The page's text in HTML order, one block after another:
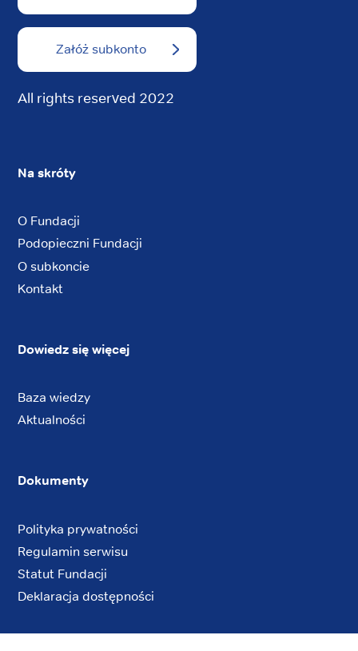
Załóż subkonto
All rights reserved 2022
Na skróty
O Fundacji
Podopieczni Fundacji
O subkoncie
Kontakt
Dowiedz się więcej
Baza wiedzy
Aktualności
Dokumenty
Polityka prywatności
Regulamin serwisu
Statut Fundacji
Deklaracja dostępności